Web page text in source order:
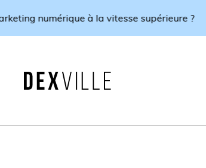
numérique à la vitesse supérieure ?